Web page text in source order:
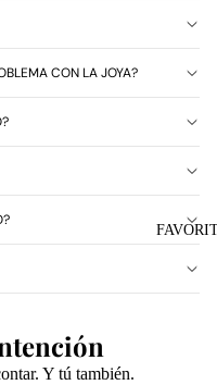
CON LA JOYA?
Y tú también.